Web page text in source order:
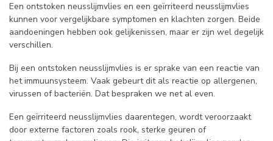
Een ontstoken neusslijmvlies en een geïrriteerd neusslijmvlies
kunnen voor vergelijkbare symptomen en klachten zorgen. Beide
aandoeningen hebben ook gelijkenissen, maar er zijn wel degelijk
verschillen.
Bij een ontstoken neusslijmvlies is er sprake van een reactie van
het immuunsysteem. Vaak gebeurt dit als reactie op allergenen,
virussen of bacteriën. Dat bespraken we net al even.
Een geïrriteerd neusslijmvlies daarentegen, wordt veroorzaakt
door externe factoren zoals rook, sterke geuren of